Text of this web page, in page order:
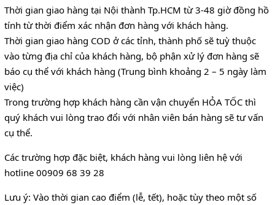
Thời gian giao hàng tại Nội thành Tp.HCM từ 3-48 giờ đồng hồ
tính từ thời điểm xác nhận đơn hàng với khách hàng.
Thời gian giao hàng COD ở các tỉnh, thành phố sẽ tuỳ thuộc
vào từng địa chỉ của khách hàng, bộ phận xử lý đơn hàng sẽ
báo cụ thể với khách hàng (Trung bình khoảng 2 – 5 ngày làm
việc)
Trong trường hợp khách hàng cần vận chuyển HỎA TỐC thì
quý khách vui lòng trao đổi với nhân viên bán hàng sẽ tư vấn
cụ thể.
Các trường hợp đặc biệt, khách hàng vui lòng liên hệ với
hotline 00909 68 39 28
Lưu ý: Vào thời gian cao điểm (lễ, tết), hoặc tùy theo một số